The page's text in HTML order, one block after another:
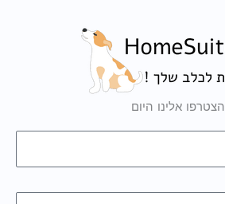
הצטרפו אלינו היום